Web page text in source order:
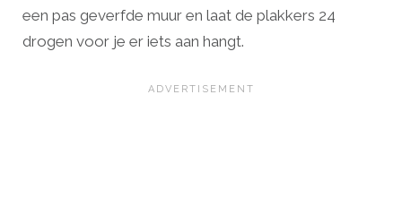
een pas geverfde muur en laat de plakkers 24
drogen voor je er iets aan hangt.